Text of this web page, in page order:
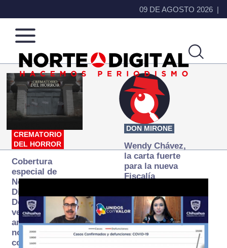
09 DE AGOSTO 2026
Norte
de
Ciudad
Más
que
noticias,
hacemos periodismo
CREMATORIO
DEL HORROR
Cobertura
especial de
Norte
Digital:
Donde la
verdad
arde… pero
no se
consume
DON MIRONE
Wendy Chávez,
la carta fuerte
para la nueva
Fiscalía